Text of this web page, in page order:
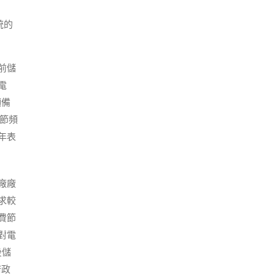
的
儲
頻
表
廠
較
節
電
儲